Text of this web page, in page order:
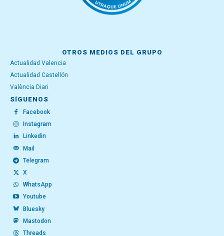
OTROS MEDIOS DEL GRUPO
Actualidad Valencia
Actualidad Castellón
València Diari
SÍGUENOS
Facebook
Instagram
Linkedin
Mail
Telegram
X
WhatsApp
Youtube
Bluesky
Mastodon
Threads